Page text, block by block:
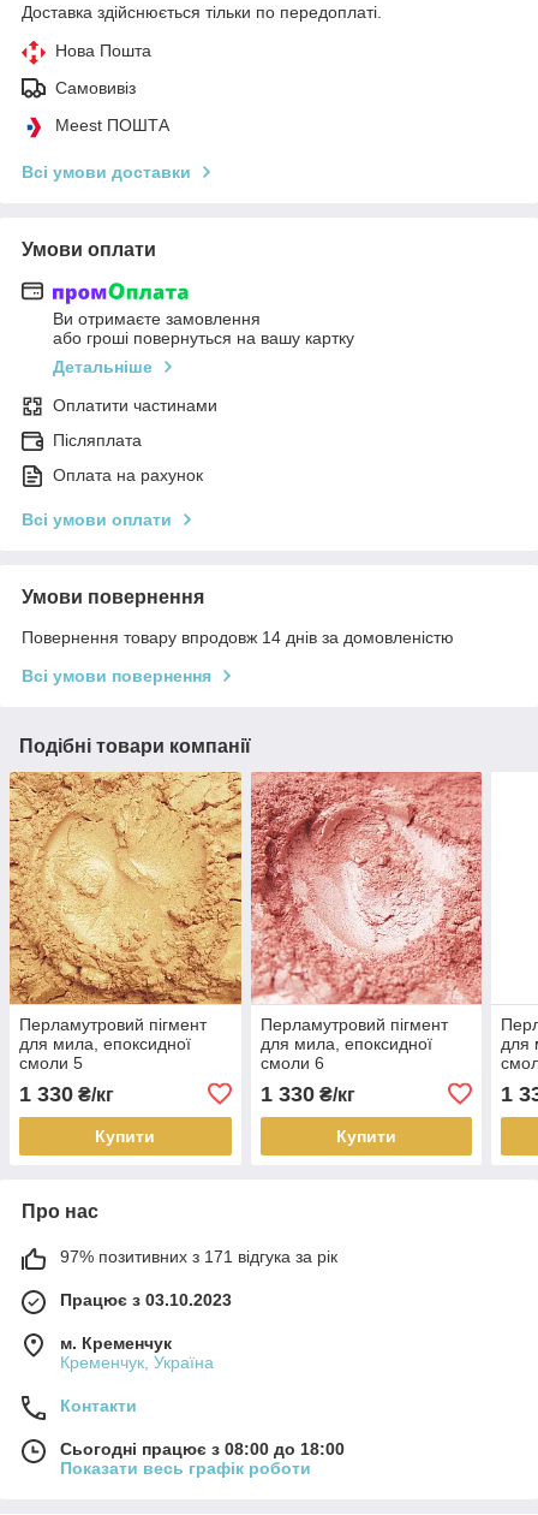
Доставка здійснюється тільки по передоплаті.
Нова Пошта
Самовивіз
Meest ПОШТА
Всі умови доставки
Умови оплати
Ви отримаєте замовлення
або гроші повернуться на вашу картку
Детальніше
Оплатити частинами
Післяплата
Оплата на рахунок
Всі умови оплати
Умови повернення
Повернення товару впродовж 14 днів за домовленістю
Всі умови повернення
Подібні товари компанії
Перламутровий пігмент
для мила, епоксидної
смоли 5
1 330 ₴/кг
Купити
Перламутровий пігмент
для мила, епоксидної
смоли 6
1 330₴/кг
Купити
для
1
Про нас
97% позитивних з 171 відгука за рік
Працює з 03.10.2023
м. Кременчук
Кременчук, Україна
Контакти
Сьогодні працює з 08:00 до 18:00
Показати весь графік роботи